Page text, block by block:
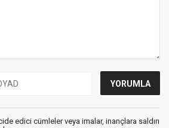
edici cümleler veya imalar, inançlara saldırı